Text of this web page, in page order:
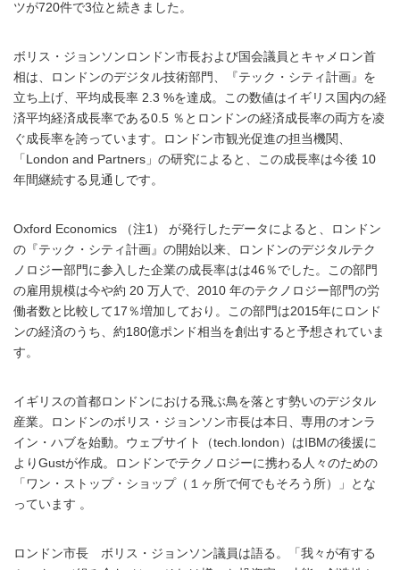
ツが720件で3位と続きました。
ボリス・ジョンソンロンドン市長および国会議員とキャメロン首
相は、ロンドンのデジタル技術部門、『テック・シティ計画』を
立ち上げ、平均成長率 2.3 %を達成。この数値はイギリス国内の経
済平均経済成長率である0.5 ％とロンドンの経済成長率の両方を凌
ぐ成長率を誇っています。ロンドン市観光促進の担当機関、
「London and Partners」の研究によると、この成長率は今後 10
年間継続する見通しです。
Oxford Economics （注1） が発行したデータによると、ロンドン
の『テック・シティ計画』の開始以来、ロンドンのデジタルテク
ノロジー部門に参入した企業の成長率はは46％でした。この部門
の雇用規模は今や約 20 万人で、2010 年のテクノロジー部門の労
働者数と比較して17％増加しており。この部門は2015年にロンド
ンの経済のうち、約180億ポンド相当を創出すると予想されていま
す。
イギリスの首都ロンドンにおける飛ぶ鳥を落とす勢いのデジタル
産業。ロンドンのボリス・ジョンソン市長は本日、専用のオンラ
イン・ハブを始動。ウェブサイト（tech.london）はIBMの後援に
よりGustが作成。ロンドンでテクノロジーに携わる人々のための
「ワン・ストップ・ショップ（１ヶ所で何でもそろう所）」とな
っています 。
ロンドン市長 ボリス・ジョンソン議員は語る。「我々が有する